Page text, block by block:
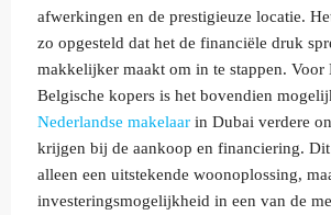
afwerkingen en de prestigieuze locatie.
zo opgesteld dat het de financiële druk
makkelijker maakt om in te stappen. Voor
Belgische kopers is het bovendien
Nederlandse makelaar in Dubai verdere
krijgen bij de aankoop en financiering.
alleen een uitstekende woonoplossing,
investeringsmogelijkheid in een van de